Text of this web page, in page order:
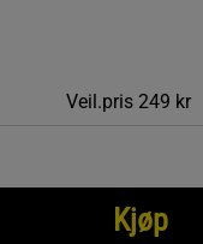
Veil.pris 249 kr
Kjøp